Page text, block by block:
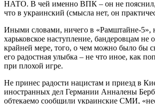
НАТО. В чей именно ВПК – он не пояснил,
что в украинский (смысла нет, он
Иными словами, ничего в «Рамштайне-5»,
харьковское наступление, бандеровцам не
крайней мере, того, о чем можно было бы
его радостная улыбка – не что иное, как
при плохой игре.
Не принес радости нацистам и приезд в
иностранных дел Германии Анналены
обтекаемо сообщили украинские СМИ,